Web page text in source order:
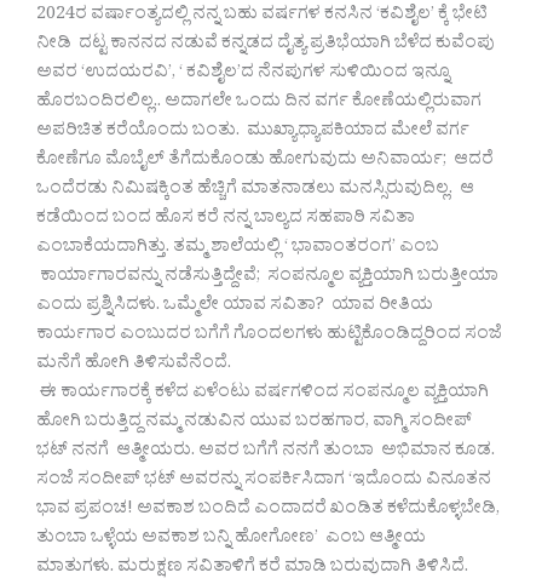
2024ರ ವರ್ಷಾಂತ್ಯದಲ್ಲಿ ನನ್ನ ಬಹು ವರ್ಷಗಳ ಕನಸಿನ ‘ಕವಿಶೈಲ’ ಕ್ಕೆ ಭೇಟಿ
ನೀಡಿ ದಟ್ಟ ಕಾನನದ ನಡುವೆ ಕನ್ನಡದ ದೈತ್ಯ ಪ್ರತಿಭೆಯಾಗಿ ಬೆಳೆದ ಕುವೆಂಪು
ಅವರ ‘ಉದಯರವಿ’, ‘ ಕವಿಶೈಲ’ದ ನೆನಪುಗಳ ಸುಳಿಯಿಂದ ಇನ್ನೂ
ಹೊರಬಂದಿರಲಿಲ್ಲ.. ಅದಾಗಲೇ ಒಂದು ದಿನ ವರ್ಗ ಕೋಣೆಯಲ್ಲಿರುವಾಗ
ಅಪರಿಚಿತ ಕರೆಯೊಂದು ಬಂತು. ಮುಖ್ಯಾಧ್ಯಾಪಕಿಯಾದ ಮೇಲೆ ವರ್ಗ
ಕೋಣೆಗೂ ಮೊಬೈಲ್ ತೆಗೆದುಕೊಂಡು ಹೋಗುವುದು ಅನಿವಾರ್ಯ; ಆದರೆ
ಒಂದೆರಡು ನಿಮಿಷಕ್ಕಿಂತ ಹೆಚ್ಚಿಗೆ ಮಾತನಾಡಲು ಮನಸ್ಸಿರುವುದಿಲ್ಲ. ಆ
ಕಡೆಯಿಂದ ಬಂದ ಹೊಸ ಕರೆ ನನ್ನ ಬಾಲ್ಯದ ಸಹಪಾಠಿ ಸವಿತಾ
ಎಂಬಾಕೆಯದಾಗಿತ್ತು. ತಮ್ಮ ಶಾಲೆಯಲ್ಲಿ ‘ ಭಾವಾಂತರಂಗ’ ಎಂಬ
ಕಾರ್ಯಾಗಾರವನ್ನು ನಡೆಸುತ್ತಿದ್ದೇವೆ; ಸಂಪನ್ಮೂಲ ವ್ಯಕ್ತಿಯಾಗಿ ಬರುತ್ತೀಯಾ
ಎಂದು ಪ್ರಶ್ನಿಸಿದಳು. ಒಮ್ಮೆಲೇ ಯಾವ ಸವಿತಾ? ಯಾವ ರೀತಿಯ
ಕಾರ್ಯಗಾರ ಎಂಬುದರ ಬಗೆಗೆ ಗೊಂದಲಗಳು ಹುಟ್ಟಿಕೊಂಡಿದ್ದರಿಂದ ಸಂಜೆ
ಮನೆಗೆ ಹೋಗಿ ತಿಳಿಸುವೆನೆಂದೆ.
ಈ ಕಾರ್ಯಗಾರಕ್ಕೆ ಕಳೆದ ಏಳೆಂಟು ವರ್ಷಗಳಿಂದ ಸಂಪನ್ಮೂಲ ವ್ಯಕ್ತಿಯಾಗಿ
ಹೋಗಿ ಬರುತ್ತಿದ್ದ ನಮ್ಮ ನಡುವಿನ ಯುವ ಬರಹಗಾರ, ವಾಗ್ಮಿ ಸಂದೀಪ್
ಭಟ್ ನನಗೆ ಆತ್ಮೀಯರು. ಅವರ ಬಗೆಗೆ ನನಗೆ ತುಂಬಾ ಅಭಿಮಾನ ಕೂಡ.
ಸಂಜೆ ಸಂದೀಪ್ ಭಟ್ ಅವರನ್ನು ಸಂಪರ್ಕಿಸಿದಾಗ ‘ಇದೊಂದು ವಿನೂತನ
ಭಾವ ಪ್ರಪಂಚ! ಅವಕಾಶ ಬಂದಿದೆ ಎಂದಾದರೆ ಖಂಡಿತ ಕಳೆದುಕೊಳ್ಳಬೇಡಿ,
ತುಂಬಾ ಒಳ್ಳೆಯ ಅವಕಾಶ ಬನ್ನಿ ಹೋಗೋಣ’ ಎಂಬ ಆತ್ಮೀಯ
ಮಾತುಗಳು. ಮರುಕ್ಷಣ ಸವಿತಾಳಿಗೆ ಕರೆ ಮಾಡಿ ಬರುವುದಾಗಿ ತಿಳಿಸಿದೆ.